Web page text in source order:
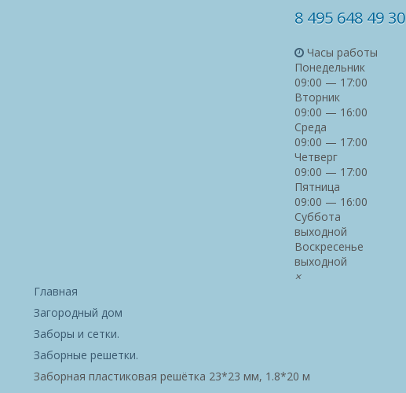
8 495 648 49 30
Часы работы
Понедельник
09:00 — 17:00
Вторник
09:00 — 16:00
Среда
09:00 — 17:00
Четверг
09:00 — 17:00
Пятница
09:00 — 16:00
Суббота
выходной
Воскресенье
выходной
×
Главная
Загородный дом
Заборы и сетки.
Заборные решетки.
Заборная пластиковая решётка 23*23 мм, 1.8*20 м